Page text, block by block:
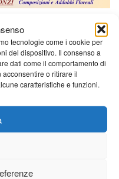
tecnologie come i cookie per
del dispositivo. Il consenso a
dati come il comportamento di
o ritirare il
caratteristiche e funzioni.